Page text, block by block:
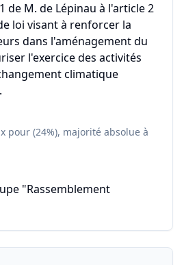
de M. de Lépinau à l'article 2
loi visant à renforcer la
dans l'aménagement du
l'exercice des activités
climatique
pour (24%), majorité absolue à
"Rassemblement